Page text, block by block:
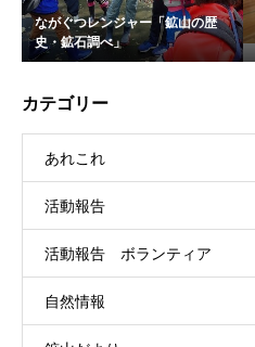
ながぐつレンジャー「鉱山の歴
史・鉱石調べ」
カテゴリー
あれこれ
活動報告
活動報告 ボランティア
自然情報